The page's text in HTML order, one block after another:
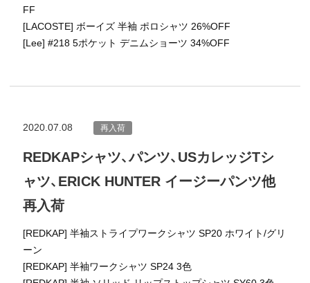
FF
[LACOSTE] ボーイズ 半袖 ポロシャツ 26%OFF
[Lee] #218 5ポケット デニムショーツ 34%OFF
2020.07.08 再入荷
REDKAPシャツ、パンツ、USカレッジTシ
ャツ、ERICK HUNTER イージーパンツ他
再入荷
[REDKAP] 半袖ストライプワークシャツ SP20 ホワイト/グリ
ーン
[REDKAP] 半袖ワークシャツ SP24 3色